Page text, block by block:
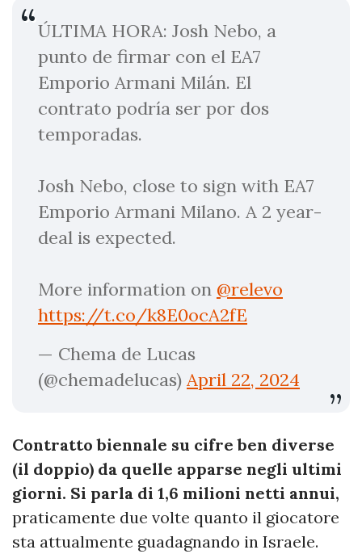
ÚLTIMA HORA: Josh Nebo, a
punto de firmar con el EA7
Emporio Armani Milán. El
contrato podría ser por dos
temporadas.
Josh Nebo, close to sign with EA7
Emporio Armani Milano. A 2 year-
deal is expected.
More information on @relevo
https://t.co/k8E0ocA2fE
— Chema de Lucas
(@chemadelucas) April 22, 2024
Contratto biennale su cifre ben diverse
(il doppio) da quelle apparse negli ultimi
giorni. Si parla di 1,6 milioni netti annui,
praticamente due volte quanto il giocatore
sta attualmente guadagnando in Israele.